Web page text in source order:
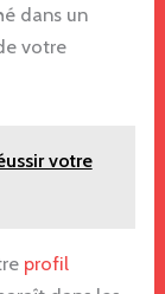
dans un
votre
votre
profil